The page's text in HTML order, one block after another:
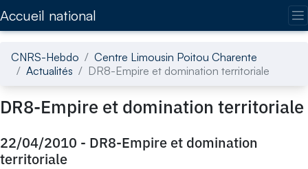
Accueil national
CNRS-Hebdo
Centre Limousin Poitou Charente
Actualités
DR8-Empire et domination territoriale
DR8-Empire et domination territoriale
22/04/2010 - DR8-Empire et domination
territoriale